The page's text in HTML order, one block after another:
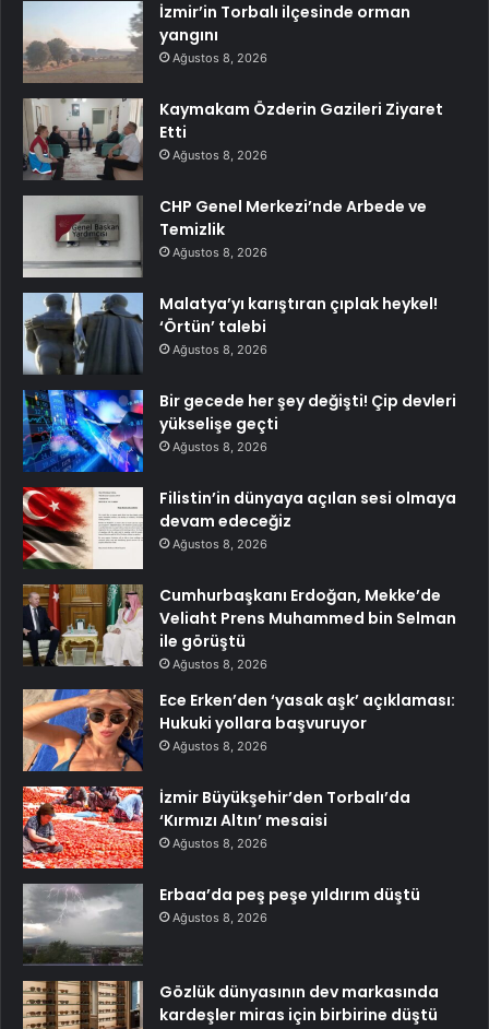
İzmir’in Torbalı ilçesinde orman
yangını
Ağustos 8, 2026
Kaymakam Özderin Gazileri Ziyaret
Etti
Ağustos 8, 2026
CHP Genel Merkezi’nde Arbede ve
Temizlik
Ağustos 8, 2026
Malatya’yı karıştıran çıplak heykel!
‘Örtün’ talebi
Ağustos 8, 2026
Bir gecede her şey değişti! Çip devleri
yükselişe geçti
Ağustos 8, 2026
Filistin’in dünyaya açılan sesi olmaya
devam edeceğiz
Ağustos 8, 2026
Cumhurbaşkanı Erdoğan, Mekke’de
Veliaht Prens Muhammed bin Selman
ile görüştü
Ağustos 8, 2026
Ece Erken’den ‘yasak aşk’ açıklaması:
Hukuki yollara başvuruyor
Ağustos 8, 2026
İzmir Büyükşehir’den Torbalı’da
‘Kırmızı Altın’ mesaisi
Ağustos 8, 2026
Erbaa’da peş peşe yıldırım düştü
Ağustos 8, 2026
Gözlük dünyasının dev markasında
kardeşler miras için birbirine düştü